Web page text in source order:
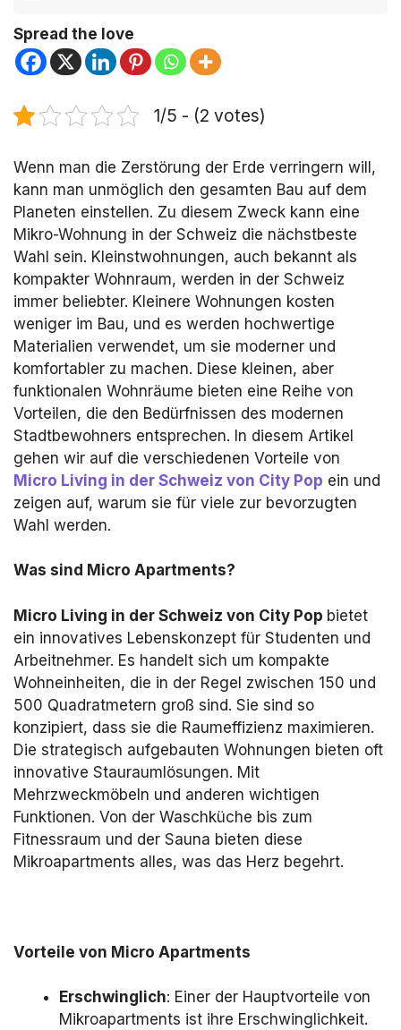
Spread the love
1/5 - (2 votes)
Wenn man die Zerstörung der Erde verringern will,
kann man unmöglich den gesamten Bau auf dem
Planeten einstellen. Zu diesem Zweck kann eine
Mikro-Wohnung in der Schweiz die nächstbeste
Wahl sein. Kleinstwohnungen, auch bekannt als
kompakter Wohnraum, werden in der Schweiz
immer beliebter. Kleinere Wohnungen kosten
weniger im Bau, und es werden hochwertige
Materialien verwendet, um sie moderner und
komfortabler zu machen. Diese kleinen, aber
funktionalen Wohnräume bieten eine Reihe von
Vorteilen, die den Bedürfnissen des modernen
Stadtbewohners entsprechen. In diesem Artikel
gehen wir auf die verschiedenen Vorteile von
Micro Living in der Schweiz von City Pop ein und
zeigen auf, warum sie für viele zur bevorzugten
Wahl werden.
Was sind Micro Apartments?
Micro Living in der Schweiz von City Pop bietet
ein innovatives Lebenskonzept für Studenten und
Arbeitnehmer. Es handelt sich um kompakte
Wohneinheiten, die in der Regel zwischen 150 und
500 Quadratmetern groß sind. Sie sind so
konzipiert, dass sie die Raumeffizienz maximieren.
Die strategisch aufgebauten Wohnungen bieten oft
innovative Stauraumlösungen. Mit
Mehrzweckmöbeln und anderen wichtigen
Funktionen. Von der Waschküche bis zum
Fitnessraum und der Sauna bieten diese
Mikroapartments alles, was das Herz begehrt.
Vorteile von Micro Apartments
Erschwinglich: Einer der Hauptvorteile von
Mikroapartments ist ihre Erschwinglichkeit.